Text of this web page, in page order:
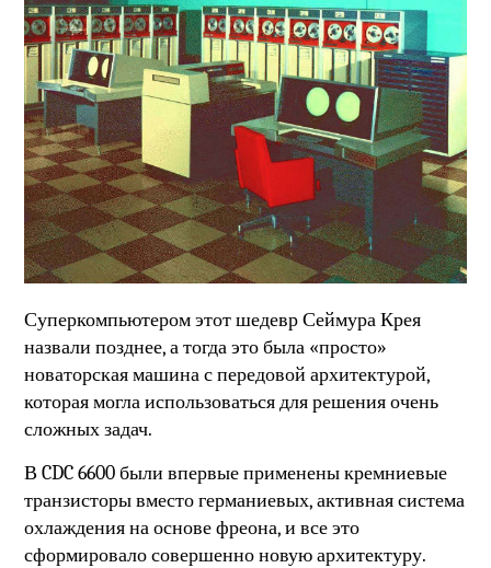
Суперкомпьютером этот шедевр Сеймура Крея
назвали позднее, а тогда это была «просто»
новаторская машина с передовой архитектурой,
которая могла использоваться для решения очень
сложных задач.
В CDC 6600 были впервые применены кремниевые
транзисторы вместо германиевых, активная система
охлаждения на основе фреона, и все это
сформировало совершенно новую архитектуру.